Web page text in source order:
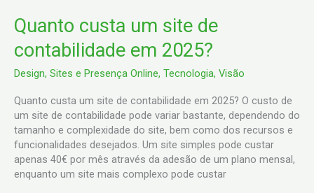
Quanto custa um site de
contabilidade em 2025?
Design, Sites e Presença Online, Tecnologia, Visão
Quanto custa um site de contabilidade em 2025? O custo de
um site de contabilidade pode variar bastante, dependendo do
tamanho e complexidade do site, bem como dos recursos e
funcionalidades desejados. Um site simples pode custar
apenas 40€ por mês através da adesão de um plano mensal,
enquanto um site mais complexo pode custar